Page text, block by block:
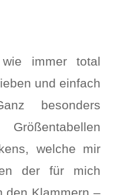
immer total
und einfach
besonders
welche mir
der für mich